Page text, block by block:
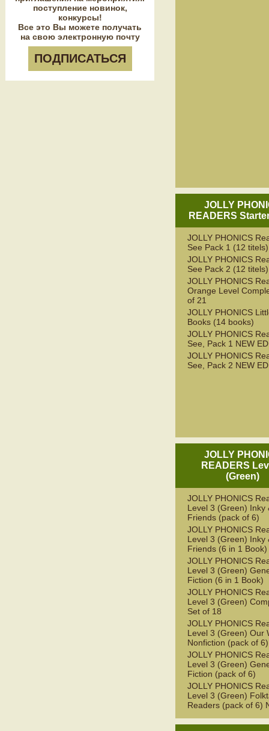
поступление новинок,
конкурсы!
Все это Вы можете получать
на свою электронную почту
ПОДПИСАТЬСЯ
JOLLY
READERS
JOLLY PHONICS
See Pack 1 (12 titels)
JOLLY PHONICS
See Pack 2 (12 titels)
JOLLY PHONICS
Orange Level
of 21
JOLLY PHONICS
Books (14 books)
JOLLY PHONICS
See, Pack 1 NEW
JOLLY PHONICS
See, Pack 2 NEW
JOLLY
READERS
(Green)
JOLLY PHONICS
Level 3 (Green) Inky
Friends (pack of 6)
JOLLY PHONICS
Level 3 (Green) Inky
Friends (6 in 1 Book)
JOLLY PHONICS
Level 3 (Green)
Fiction (6 in 1 Book)
JOLLY PHONICS
Level 3 (Green)
Set of 18
JOLLY PHONICS
Level 3 (Green) Our
Nonfiction (pack of 6)
JOLLY PHONICS
Level 3 (Green)
Fiction (pack of 6)
JOLLY PHONICS
Level 3 (Green)
Readers (pack of 6)